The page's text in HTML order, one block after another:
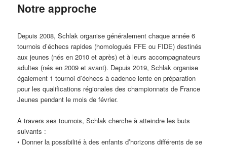
Notre approche
Depuis 2008, Schlak organise généralement chaque année 6
tournois d’échecs rapides (homologués FFE ou FIDE) destinés
aux jeunes (nés en 2010 et après) et à leurs accompagnateurs
adultes (nés en 2009 et avant). Depuis 2019, Schlak organise
également 1 tournoi d’échecs à cadence lente en préparation
pour les qualifications régionales des championnats de France
Jeunes pendant le mois de février.
A travers ses tournois, Schlak cherche à atteindre les buts
suivants :
• Donner la possibilité à des enfants d’horizons différents de se